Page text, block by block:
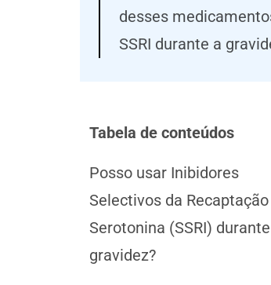
desses
SSRI durante a
Tabela de conteúdos
Posso usar Inibidores
Selectivos da
Serotonina (SSRI)
gravidez?